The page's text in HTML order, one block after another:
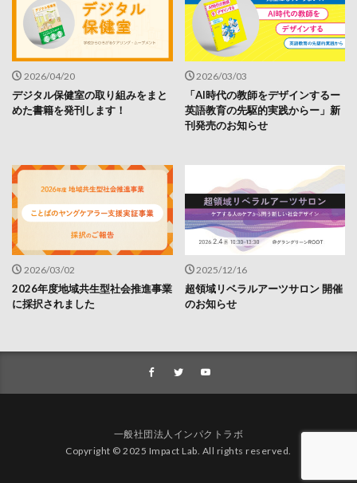
2026/04/20
デジタル保健室の取り組みをまと
めた書籍を発刊します！
2026/03/03
「AI時代の教師をデザインするー
英語教育の先駆的実践からー」新
刊発売のお知らせ
2026/03/02
2026年度地域共生型社会推進事業
に採択されました
2025/12/16
超領域リベラルアーツサロン 開催
のお知らせ
一般社団法人インパクトラボ
Copyright © 2025 Impact Lab. All rights reserved.